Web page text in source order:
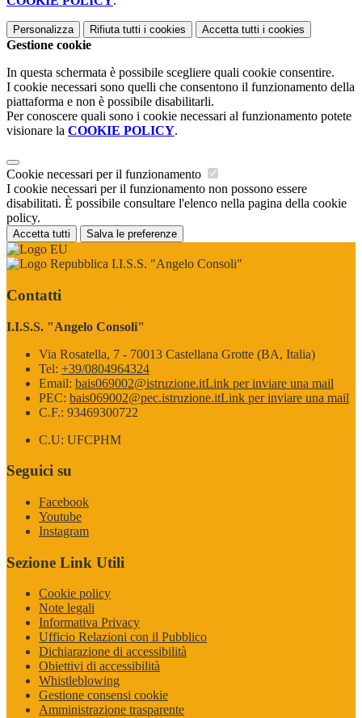
Personalizza Rifiuta tutti i cookies Accetta tutti i cookies
Gestione cookie
In questa schermata è possibile scegliere quali cookie consentire.
I cookie necessari sono quelli che consentono il funzionamento della
piattaforma e non è possibile disabilitarli.
Per conoscere quali sono i cookie necessari al funzionamento potete
visionare la COOKIE POLICY.
Cookie necessari per il funzionamento
I cookie necessari per il funzionamento non possono essere
disabilitati. È possibile consultare l'elenco nella pagina della cookie
policy.
Accetta tutti Salva le preferenze
I.I.S.S. "Angelo Consoli"
Contatti
I.I.S.S. "Angelo Consoli"
Via Rosatella, 7 - 70013 Castellana Grotte (BA, Italia)
Tel: +39/0804964324
Email: bais069002@istruzione.itLink per inviare una mail
PEC: bais069002@pec.istruzione.itLink per inviare una mail
C.F.: 93469300722
C.U: UFCPHM
Seguici su
Facebook
Youtube
Instagram
Sezione Link Utili
Cookie policy
Note legali
Informativa Privacy
Ufficio Relazioni con il Pubblico
Dichiarazione di accessibilità
Obiettivi di accessibilità
Whistleblowing
Gestione consensi cookie
Amministrazione trasparente